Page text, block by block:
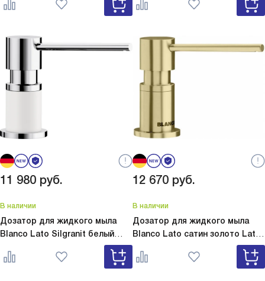
11 980 руб.
В наличии
Дозатор для жидкого мыла
Blanco Lato Silgranit белый
Lato Silgranit белый 525814
12 670 руб.
В наличии
Дозатор для жидкого мыла
Blanco Lato сатин золото Lato